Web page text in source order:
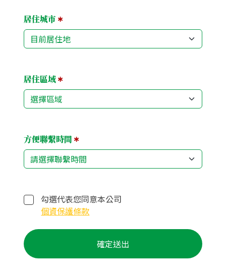
居住城市
居住區域
方便聯繫時間
勾選代表您同意本公司
個資保護條款
確定送出